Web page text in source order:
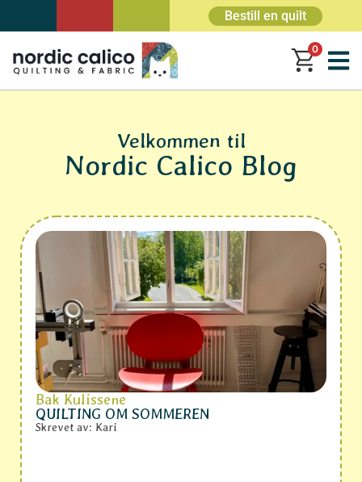
Bestill en quilt
0
Velkommen til
Nordic Calico Blog
Bak Kulissene
QUILTING OM SOMMEREN
Skrevet av: Kari